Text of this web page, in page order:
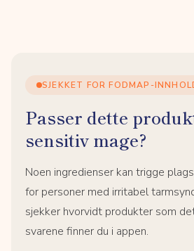
SJEKKET FOR FODMAP-
Passer dette
sensitiv mage?
Noen ingredienser kan trigge
for personer med irritabel
sjekker hvorvidt produkter som
svarene finner du i appen.